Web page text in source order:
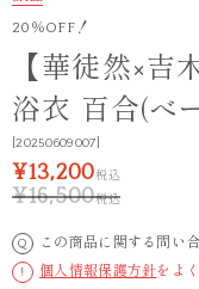
20％OFF！
【華徒然×吉
浴衣 百合(べ
[20250609007]
¥13,200税込
¥16,500税込
Q この商品に関する問い
! 個人情報保護方針をよ